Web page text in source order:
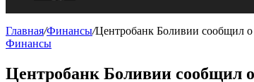
Главная/Финансы/Центробанк Боливии сообщил о
Финансы
Центробанк Боливии сообщил